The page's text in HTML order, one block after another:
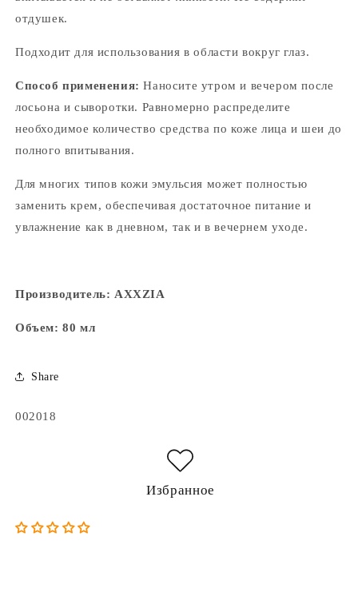
отдушек.
Подходит для использования в области вокруг глаз.
Способ применения:Наносите утром и вечером после
лосьона и сыворотки. Равномерно распределите
необходимое количество средства по коже лица и шеи до
полного впитывания.
Для многих типов кожи эмульсия может полностью
заменить крем, обеспечивая достаточное питание и
увлажнение как в дневном, так и в вечернем уходе.
Производитель: AXXZIA
Объем: 80 мл
Share
Артикул:
002018
Избранное